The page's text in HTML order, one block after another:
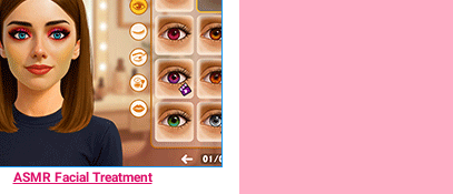
ASMR Facial Treatment